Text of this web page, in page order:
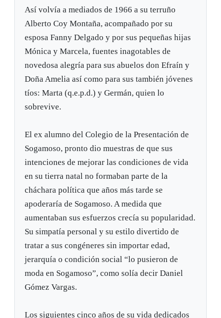
Así volvía a mediados de 1966 a su terruño
Alberto Coy Montaña, acompañado por su
esposa Fanny Delgado y por sus pequeñas hijas
Mónica y Marcela, fuentes inagotables de
novedosa alegría para sus abuelos don Efraín y
Doña Amelia así como para sus también jóvenes
tíos: Marta (q.e.p.d.) y Germán, quien lo
sobrevive.
El ex alumno del Colegio de la Presentación de
Sogamoso, pronto dio muestras de que sus
intenciones de mejorar las condiciones de vida
en su tierra natal no formaban parte de la
cháchara política que años más tarde se
apoderaría de Sogamoso. A medida que
aumentaban sus esfuerzos crecía su popularidad.
Su simpatía personal y su estilo divertido de
tratar a sus congéneres sin importar edad,
jerarquía o condición social “lo pusieron de
moda en Sogamoso”, como solía decir Daniel
Gómez Vargas.
Los siguientes cinco años de su vida dedicados